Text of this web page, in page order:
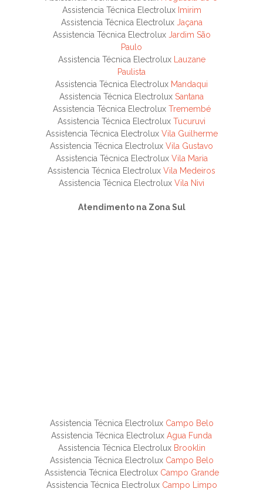
Assistencia Técnica Electrolux Imirim
Assistencia Técnica Electrolux Jaçana
Assistencia Técnica Electrolux Jardim São
Paulo
Assistencia Técnica Electrolux
Lauzane
Paulista
Assistencia Técnica Electrolux Mandaqui
Assistencia Técnica Electrolux Santana
Assistencia Técnica Electrolux Tremembé
Assistencia Técnica Electrolux Tucuruvi
Assistencia Técnica Electrolux Vila Guilherme
Assistencia Técnica Electrolux Vila Gustavo
Assistencia Técnica Electrolux Vila Maria
Assistencia Técnica Electrolux Vila Medeiros
Assistencia Técnica Electrolux Vila Nivi
Atendimento na Zona Sul
Assistencia Técnica Electrolux Campo Belo
Assistencia Técnica Electrolux Agua Funda
Assistencia Técnica Electrolux Brooklin
Assistencia Técnica Electrolux Campo Belo
Assistencia Técnica Electrolux Campo Grande
Assistencia Técnica Electrolux Campo Limpo